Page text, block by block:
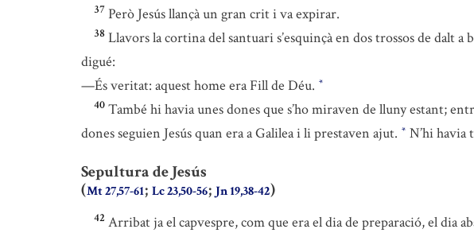
37 Però Jesús llançà un gran crit i va expirar.
38 Llavors la cortina del santuari s’esquinçà en dos trossos de dalt a
digué:
—És veritat: aquest home era Fill de Déu. *
40 També hi havia unes dones que s’ho miraven de lluny estant;
dones seguien Jesús quan era a Galilea i li prestaven ajut. * N’hi havia
Sepultura de Jesús
(Mt 27,57-61; Lc 23,50-56; Jn 19,38-42)
42 Arribat ja el capvespre, com que era el dia de preparació, el dia